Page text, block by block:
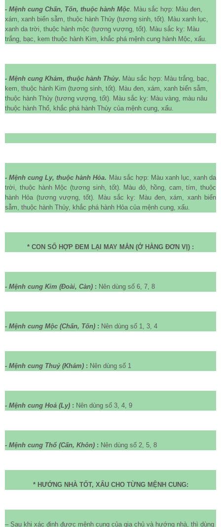
- Mệnh cung Chấn, Tốn, thuộc hành Mộc . Màu sắc hợp: Màu đen,
xám, xanh biển sẫm, thuộc hành Thủy (tương sinh, tốt). Màu xanh lục,
xanh da trời, thuộc hành mộc (tương vượng, tốt). Màu sắc kỵ: Màu
trắng, bạc, kem thuộc hành Kim, khắc phá mệnh cung hành Mộc, xấu.
- Mệnh cung Khảm, thuộc hành Thủy. Màu sắc hợp: Màu trắng, bạc,
kem, thuộc hành Kim (tương sinh, tốt). Màu đen, xám, xanh biển sẫm,
thuộc hành Thủy (tương vượng, tốt). Màu sắc kỵ: Màu vàng, màu nâu
thuộc hành Thổ, khắc phá hành Thủy của mệnh cung, xấu.
- Mệnh cung Ly, thuộc hành Hỏa. Màu sắc hợp: Màu xanh lục, xanh da
trời, thuộc hành Mộc (tương sinh, tốt). Màu đỏ, hồng, cam, tím, thuộc
hành Hỏa (tương vượng, tốt). Màu sắc kỵ: Màu đen, xám, xanh biển
sẫm, thuộc hành Thủy, khắc phá hành Hỏa của mệnh cung, xấu.
* CON SỐ HỢP ĐEM LẠI MAY MẮN (Ở HÀNG ĐƠN VỊ) :
- Mệnh cung Kim (Đoài, Càn) : Nên dùng số 6, 7, 8
- Mệnh cung Mộc (Chấn, Tốn) : Nên dùng số 1, 3, 4
- Mệnh cung Thuỷ (Khảm) : Nên dùng số 1
- Mệnh cung Hoả (Ly) : Nên dùng số 3, 4, 9
- Mệnh cung Thổ (Cấn, Khôn) : Nên dùng số 2, 5, 8
* HƯỚNG NHÀ TỐT, XẤU CHO TỪNG MỆNH CUNG:
– Sau khi xác định được mệnh cung của gia chủ và hướng nhà, thì dùng